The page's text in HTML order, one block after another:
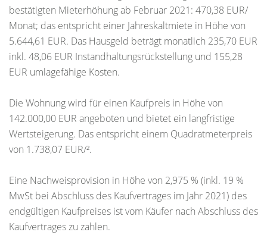
bestätigten Mieterhöhung ab Februar 2021: 470,38 EUR/
Monat; das entspricht einer Jahreskaltmiete in Höhe von
5.644,61 EUR. Das Hausgeld beträgt monatlich 235,70 EUR
inkl. 48,06 EUR Instandhaltungsrückstellung und 155,28
EUR umlagefähige Kosten.
Die Wohnung wird für einen Kaufpreis in Höhe von
142.000,00 EUR angeboten und bietet ein langfristige
Wertsteigerung. Das entspricht einem Quadratmeterpreis
von 1.738,07 EUR/².
Eine Nachweisprovision in Höhe von 2,975 % (inkl. 19 %
MwSt bei Abschluss des Kaufvertrages im Jahr 2021) des
endgültigen Kaufpreises ist vom Käufer nach Abschluss des
Kaufvertrages zu zahlen.